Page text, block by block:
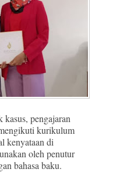
pengajaran
kurikulum
kenyataan di
oleh penutur
bahasa baku.